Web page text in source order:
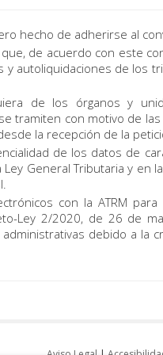
hecho de adherirse al
de acuerdo con este
autoliquidaciones de los
de los órganos y
tramiten con motivo de
la recepción de la
de los datos de
General Tributaria y en
con la ATRM
Ley 2/2020, de 26 de
debido a la